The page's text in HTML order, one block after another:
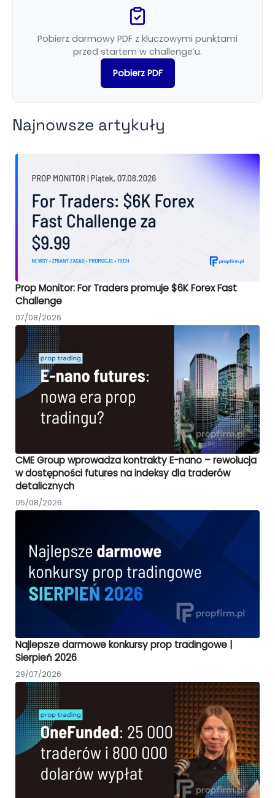
Pobierz darmowy PDF z kluczowymi punktami
przed startem w challenge’u.
Pobierz PDF
Najnowsze artykuły
Prop Monitor: For Traders promuje $6K Forex Fast
Challenge
07/08/2026
CME Group wprowadza kontrakty E-nano – rewolucja
w dostępności futures na indeksy dla traderów
detalicznych
05/08/2026
Najlepsze darmowe konkursy prop tradingowe |
Sierpień 2026
29/07/2026